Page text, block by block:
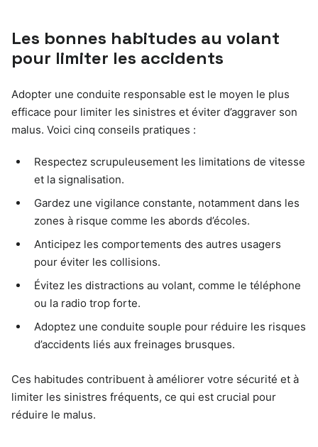
Les bonnes habitudes au volant
pour limiter les accidents
Adopter une conduite responsable est le moyen le plus
efficace pour limiter les sinistres et éviter d’aggraver son
malus. Voici cinq conseils pratiques :
Respectez scrupuleusement les limitations de vitesse
et la signalisation.
Gardez une vigilance constante, notamment dans les
zones à risque comme les abords d’écoles.
Anticipez les comportements des autres usagers
pour éviter les collisions.
Évitez les distractions au volant, comme le téléphone
ou la radio trop forte.
Adoptez une conduite souple pour réduire les risques
d’accidents liés aux freinages brusques.
Ces habitudes contribuent à améliorer votre sécurité et à
limiter les sinistres fréquents, ce qui est crucial pour
réduire le malus.